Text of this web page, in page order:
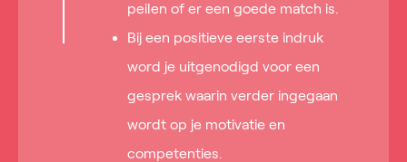
peilen of er een goede match is.
Bij een positieve eerste indruk
word je uitgenodigd voor een
gesprek waarin verder ingegaan
wordt op je motivatie en
competenties.